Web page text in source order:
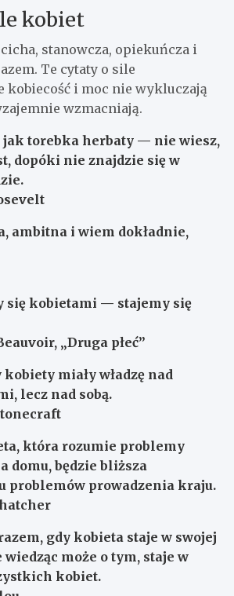
kobiet
stanowcza, opiekuńcza i
Te cytaty o sile
kobiecość i moc nie wykluczają
wzmacniają.
jak torebka herbaty — nie wiesz,
dopóki nie znajdzie się w
ambitna i wiem dokładnie,
się kobietami — stajemy się
„Druga płeć”
kobiety miały władzę nad
lecz nad sobą.
która rozumie problemy
domu, będzie bliższa
problemów prowadzenia kraju.
gdy kobieta staje w swojej
może o tym, staje w
kobiet.